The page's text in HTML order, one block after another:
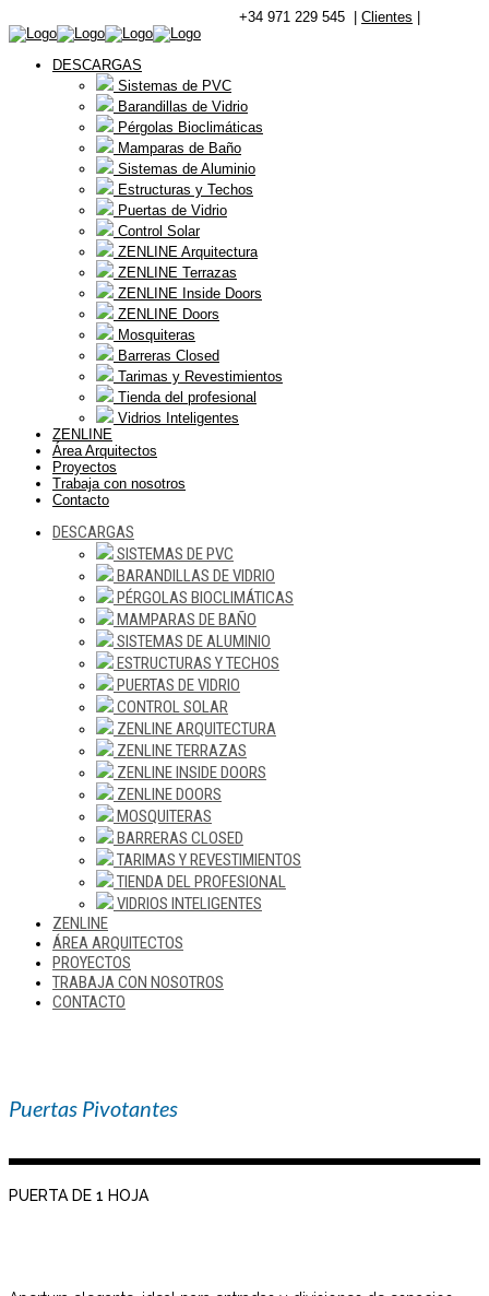
+34 971 229 545 | Clientes
DESCARGAS
Sistemas de PVC
Barandillas de Vidrio
Pérgolas Bioclimáticas
Mamparas de Baño
Sistemas de Aluminio
Estructuras y Techos
Puertas de Vidrio
Control Solar
ZENLINE Arquitectura
ZENLINE Terrazas
ZENLINE Inside Doors
ZENLINE Doors
Mosquiteras
Barreras Closed
Tarimas y Revestimientos
Tienda del profesional
Vidrios Inteligentes
ZENLINE
Área Arquitectos
Proyectos
Trabaja con nosotros
Contacto
DESCARGAS
SISTEMAS DE PVC
BARANDILLAS DE VIDRIO
PÉRGOLAS BIOCLIMÁTICAS
MAMPARAS DE BAÑO
SISTEMAS DE ALUMINIO
ESTRUCTURAS Y TECHOS
PUERTAS DE VIDRIO
CONTROL SOLAR
ZENLINE ARQUITECTURA
ZENLINE TERRAZAS
ZENLINE INSIDE DOORS
ZENLINE DOORS
MOSQUITERAS
BARRERAS CLOSED
TARIMAS Y REVESTIMIENTOS
TIENDA DEL PROFESIONAL
VIDRIOS INTELIGENTES
ZENLINE
ÁREA ARQUITECTOS
PROYECTOS
TRABAJA CON NOSOTROS
CONTACTO
Puertas Pivotantes
PUERTA DE 1 HOJA